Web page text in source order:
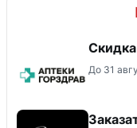
До 31